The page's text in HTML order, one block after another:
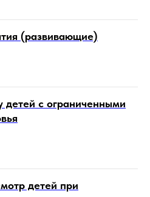
(развивающие)
детей с ограниченными
детей при